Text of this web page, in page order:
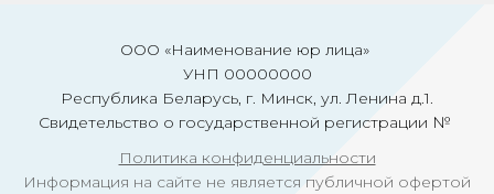
ООО «Наименование юр лица»
УНП 00000000
Республика Беларусь, г. Минск, ул. Ленина д.1.
Свидетельство о государственной регистрации №
Политика конфиденциальности
Информация на сайте не является публичной офертой